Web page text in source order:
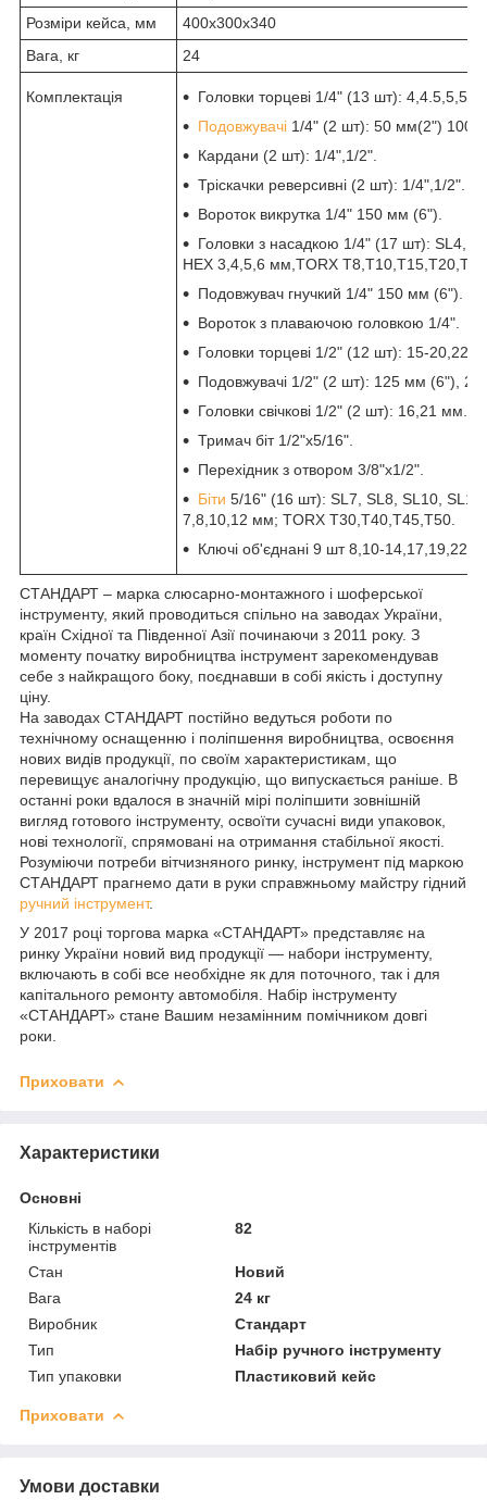
Розміри кейса, мм
400х300х340
Вага, кг
24
Комплектація
Головки торцеві 1/4" (13 шт):
Подовжувачі 1/4" (2 шт): 50 мм(2") 100
Кардани (2 шт): 1/4",1/2".
Тріскачки реверсивні (2 шт): 1/4",1/2".
Вороток викрутка 1/4" 150 мм (6").
Головки з насадкою 1/4" (17 шт): SL4,
HEX 3,4,5,6 мм,TORX
Подовжувач гнучкий 1/4" 150 мм (6").
Вороток з плаваючою головкою 1/4".
Головки торцеві 1/2" (12 шт): 15-
Подовжувачі 1/2" (2 шт): 125 мм (6"),
Головки свічкові 1/2" (2 шт): 16,21 мм.
Тримач біт 1/2"х5/16".
Перехідник з отвором 3/8"х1/2".
Біти 5/16" (16 шт): SL7, SL8, SL10,
7,8,10,12 мм; TORX T30,T40,T45,T50.
Ключі об'єднані 9 шт 8,10-14,17,19,22
СТАНДАРТ – марка слюсарно-монтажного і шоферської
інструменту, який проводиться спільно на заводах України,
країн Східної та Південної Азії починаючи з 2011 року. З
моменту початку виробництва інструмент зарекомендував
себе з найкращого боку, поєднавши в собі якість і доступну
ціну.
На заводах СТАНДАРТ постійно ведуться роботи по
технічному оснащенню і поліпшення виробництва, освоєння
нових видів продукції, по своїм характеристикам, що
перевищує аналогічну продукцію, що випускається раніше. В
останні роки вдалося в значній мірі поліпшити зовнішній
вигляд готового інструменту, освоїти сучасні види упаковок,
нові технології, спрямовані на отримання стабільної якості.
Розуміючи потреби вітчизняного ринку, інструмент під маркою
СТАНДАРТ прагнемо дати в руки справжньому майстру гідний
ручний інструмент.
У 2017 році торгова марка «СТАНДАРТ» представляє на
ринку України новий вид продукції — набори інструменту,
включають в собі все необхідне як для поточного, так і для
капітального ремонту автомобіля. Набір інструменту
«СТАНДАРТ» стане Вашим незамінним помічником довгі
роки.
Приховати
Характеристики
Основні
Кількість в наборі
інструментів
82
Стан
Новий
Вага
24 кг
Виробник
Стандарт
Тип
Набір ручного інструменту
Тип упаковки
Пластиковий кейс
Приховати
Умови доставки